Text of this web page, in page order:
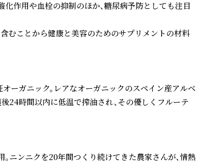
作用や血栓の抑制のほか、糖尿病予防としても注目
むことから健康と美容のためのサプリメントの材料
ーガニック。レアなオーガニックのスペイン産アルベ
24時間以内に低温で搾油され、その優しくフルーテ
ニンニクを20年間つくり続けてきた農家さんが、情熱